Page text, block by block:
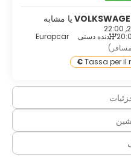
یا مشابه
دنده دستی
Europcar
مسافر)
Tassa per